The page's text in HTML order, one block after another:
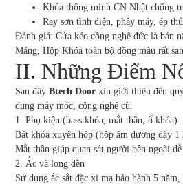
Khóa thông minh CN Nhật chống
Ray sơn tĩnh điện, phây máy, ép
Đánh giá: Cửa kéo công nghệ đức là bản
Máng, Hộp Khóa toàn bộ đồng màu rất
II. Những Điểm
Sau đây Btech Door xin giới thiệu đến
dụng máy móc, công nghệ cũ.
1. Phụ kiện (bass khóa, mắt thần, ổ khóa)
Bát khóa xuyên hộp (hộp âm dương dày
Mắt thần giúp quan sát người bên ngoài
2. Ắc và long đền
Sử dụng ắc sắt đặc xi mạ bảo hành 5